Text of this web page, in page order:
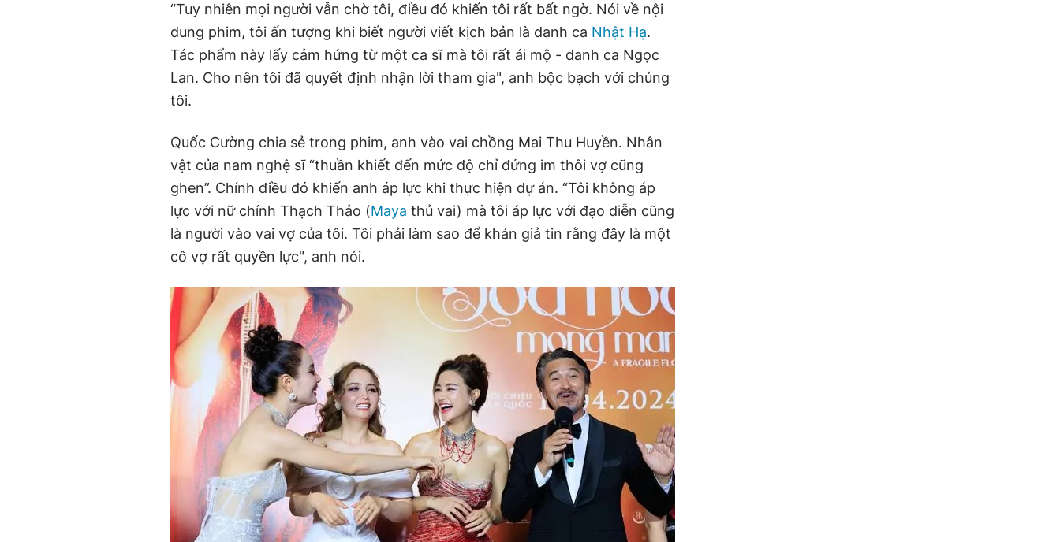
“Tuy nhiên mọi người vẫn chờ tôi, điều đó khiến tôi rất bất ngờ. Nói về nội
dung phim, tôi ấn tượng khi biết người viết kịch bản là danh ca Nhật Hạ.
Tác phẩm này lấy cảm hứng từ một ca sĩ mà tôi rất ái mộ - danh ca Ngọc
Lan. Cho nên tôi đã quyết định nhận lời tham gia", anh bộc bạch với chúng
tôi.
Quốc Cường chia sẻ trong phim, anh vào vai chồng Mai Thu Huyền. Nhân
vật của nam nghệ sĩ “thuần khiết đến mức độ chỉ đứng im thôi vợ cũng
ghen”. Chính điều đó khiến anh áp lực khi thực hiện dự án. “Tôi không áp
lực với nữ chính Thạch Thảo (Maya thủ vai) mà tôi áp lực với đạo diễn cũng
là người vào vai vợ của tôi. Tôi phải làm sao để khán giả tin rằng đây là một
cô vợ rất quyền lực", anh nói.